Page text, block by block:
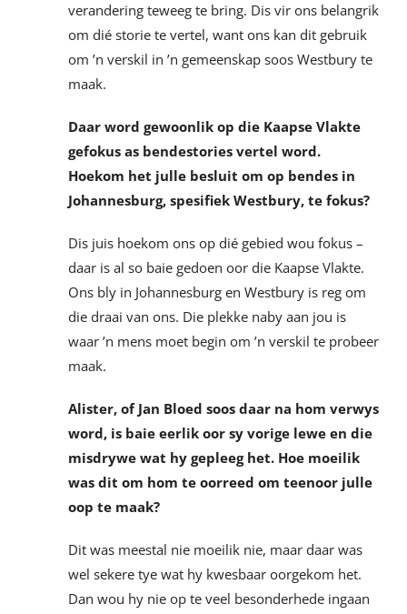
verandering teweeg te bring. Dis vir ons belangrik
om dié storie te vertel, want ons kan dit gebruik
om ’n verskil in ’n gemeenskap soos Westbury te
maak.
Daar word gewoonlik op die Kaapse Vlakte
gefokus as bendestories vertel word.
Hoekom het julle besluit om op bendes in
Johannesburg, spesifiek Westbury, te fokus?
Dis juis hoekom ons op dié gebied wou fokus –
daar is al so baie gedoen oor die Kaapse Vlakte.
Ons bly in Johannesburg en Westbury is reg om
die draai van ons. Die plekke naby aan jou is
waar ’n mens moet begin om ’n verskil te probeer
maak.
Alister, of Jan Bloed soos daar na hom verwys
word, is baie eerlik oor sy vorige lewe en die
misdrywe wat hy gepleeg het. Hoe moeilik
was dit om hom te oorreed om teenoor julle
oop te maak?
Dit was meestal nie moeilik nie, maar daar was
wel sekere tye wat hy kwesbaar oorgekom het.
Dan wou hy nie op te veel besonderhede ingaan